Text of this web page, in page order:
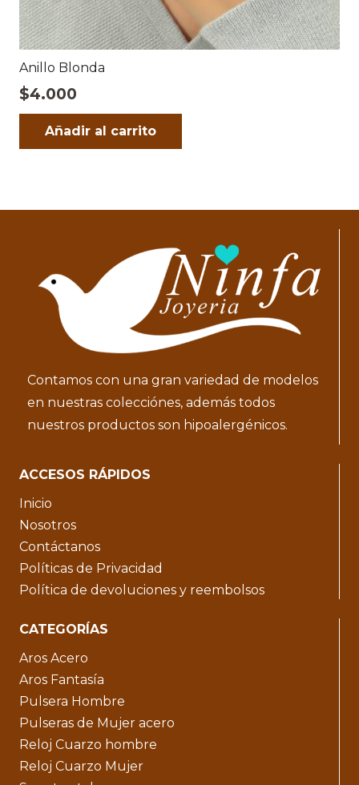
Anillo Blonda
$4.000
Añadir al carrito
Contamos con una gran variedad de modelos
en nuestras colecciónes, además todos
nuestros productos son hipoalergénicos.
ACCESOS RÁPIDOS
Inicio
Nosotros
Contáctanos
Políticas de Privacidad
Política de devoluciones y reembolsos
CATEGORÍAS
Aros Acero
Aros Fantasía
Pulsera Hombre
Pulseras de Mujer acero
Reloj Cuarzo hombre
Reloj Cuarzo Mujer